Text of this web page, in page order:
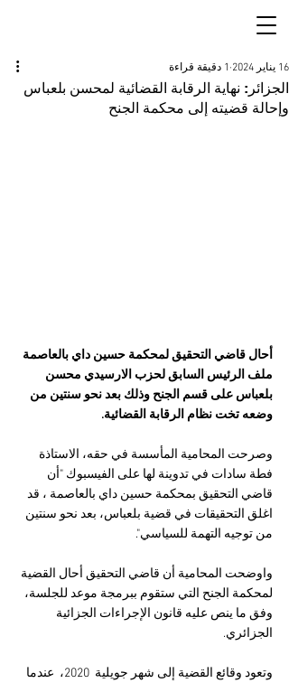
الجزائر: نهاية الرقابة القضائية لمحسن بلعباس
وإحالة قضيته إلى محكمة الجنح
16 يناير 2024 1 دقيقة قراءة
أحال قاضي التحقيق لمحكمة حسين داي بالعاصمة
ملف الرئيس السابق لحزب الارسيدي محسن
بلعباس على قسم الجنح وذلك بعد نحو سنتين من
وضعه تخت نظام الرقابة القضائية.
وصرحت المحامية المأسسة في حقه، الاستاذة
فطة سادات في تدوينة لها على الفيسبوك "أن
قاضي التحقيق بمحكمة حسين داي بالعاصمة ، قد
اغلق التحقيقات في قضية بلعباس، بعد نحو سنتين
من توجيه التهمة للسياسي".
واوضحت المحامية أن قاضي التحقيق أحال القضية
لمحكمة الجنح التي ستقوم ببرمجة موعد للجلسة،
وفق ما ينص عليه قانون الإجراءات الجزائية
الجزائري.
وتعود وقائع القضية إلى شهر جويلية  2020،  عندما